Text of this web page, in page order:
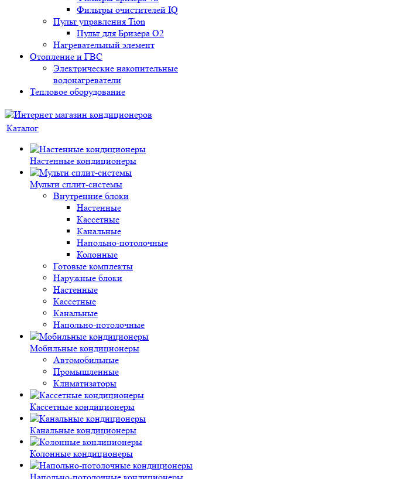
Фильтры очистителей IQ
Пульт управления Tion
Пульт для Бризера O2
Нагревательный элемент
Отопление и ГВС
Электрические накопительные
водонагреватели
Тепловое оборудование
Каталог
Настенные кондиционеры
Мульти сплит-системы
Внутренние блоки
Настенные
Кассетные
Канальные
Напольно-потолочные
Колонные
Готовые комплекты
Наружные блоки
Настенные
Кассетные
Канальные
Напольно-потолочные
Мобильные кондиционеры
Автомобильные
Промышленные
Климатизаторы
Кассетные кондиционеры
Канальные кондиционеры
Колонные кондиционеры